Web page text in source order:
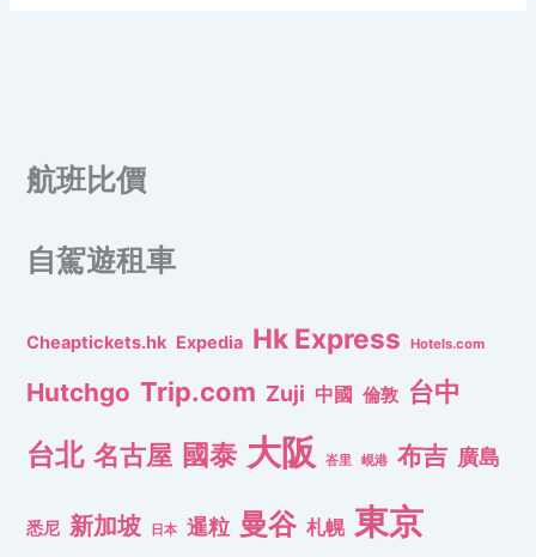
航班比價
自駕遊租車
Cheaptickets.hk Expedia Hk Express Hotels.com
Hutchgo Trip.com Zuji 中國 倫敦 台中
台北 名古屋 國泰 大阪 峇里 峴港 布吉 廣島
悉尼 新加坡 日本 暹粒 曼谷 札幌 東京